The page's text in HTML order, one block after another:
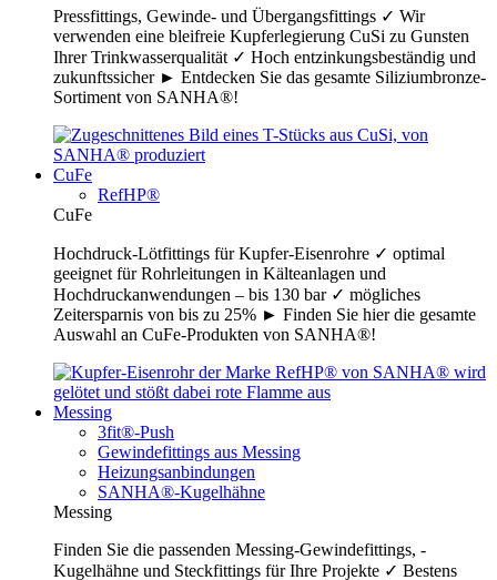
Pressfittings, Gewinde- und Übergangsfittings ✓ Wir
verwenden eine bleifreie Kupferlegierung CuSi zu Gunsten
Ihrer Trinkwasserqualität ✓ Hoch entzinkungsbeständig und
zukunftssicher ► Entdecken Sie das gesamte Siliziumbronze-
Sortiment von SANHA®!
CuFe
RefHP®
CuFe
Hochdruck-Lötfittings für Kupfer-Eisenrohre ✓ optimal
geeignet für Rohrleitungen in Kälteanlagen und
Hochdruckanwendungen – bis 130 bar ✓ mögliches
Zeitersparnis von bis zu 25% ► Finden Sie hier die gesamte
Auswahl an CuFe-Produkten von SANHA®!
Messing
3fit®-Push
Gewindefittings aus Messing
Heizungsanbindungen
SANHA®-Kugelhähne
Messing
Finden Sie die passenden Messing-Gewindefittings, -
Kugelhähne und Steckfittings für Ihre Projekte ✓ Bestens